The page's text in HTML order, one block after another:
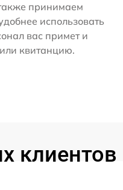
принимаем
использовать
вас примет и
квитанцию.
клиентов